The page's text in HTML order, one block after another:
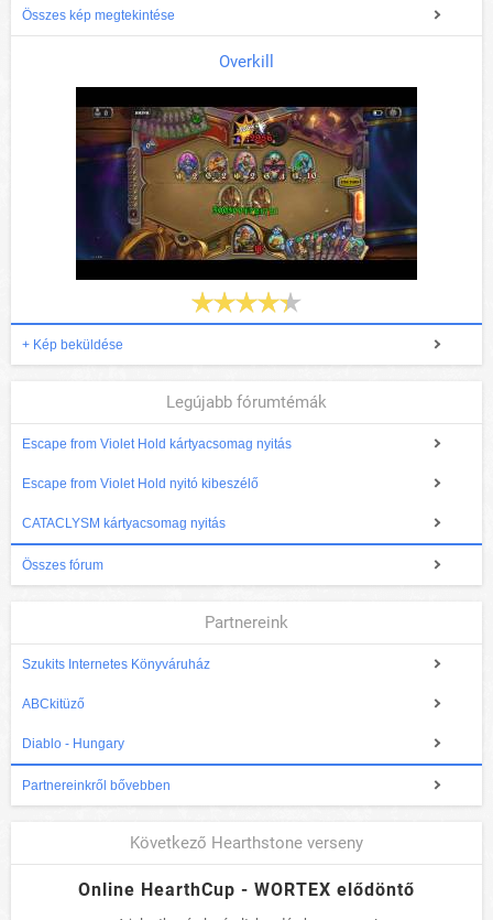
Összes kép megtekintése
Overkill
+ Kép beküldése
Legújabb fórumtémák
Escape from Violet Hold kártyacsomag nyitás
Escape from Violet Hold nyitó kibeszélő
CATACLYSM kártyacsomag nyitás
Összes fórum
Partnereink
Szukits Internetes Könyváruház
ABCkitüző
Diablo - Hungary
Partnereinkről bővebben
Következő Hearthstone verseny
Online HearthCup - WORTEX elődöntő